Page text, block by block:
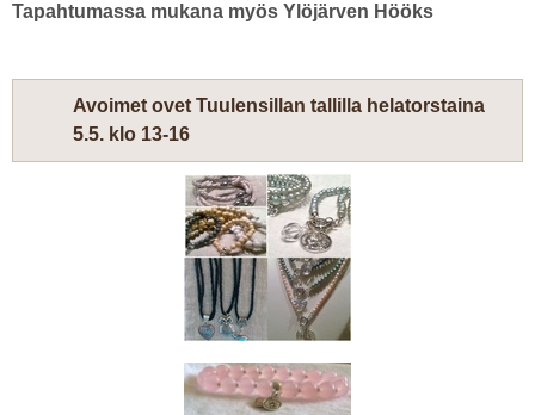
Tapahtumassa mukana myös Ylöjärven Hööks
Avoimet ovet Tuulensillan tallilla helatorstaina
5.5. klo 13-16